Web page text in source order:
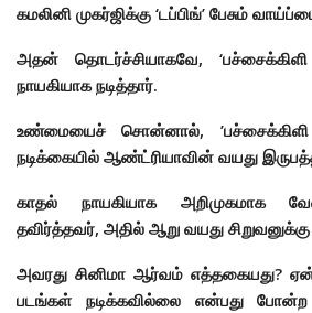
கமலினி முகர்ஜிக்கு ‘டப்பிங்’ பேசும்
அதன் தொடர்ச்சியாகவே, ‘பச்சைக்கிளி
நாயகியாக நடித்தார்.
உண்மையைச் சொன்னால், ’பச்சைக்கிளி
நடிக்கையில் ஆண்ட்ரியாவின் வயது
காதல் நாயகியாக அறிமுகமாக
தவிர்த்தவர், அதில் ஆறு வயது
அவரது சினிமா ஆர்வம் எத்தகையது?
படங்கள் நடிக்கவில்லை என்பது போன்ற